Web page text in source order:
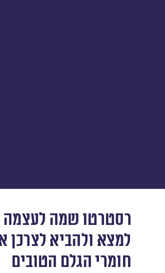
רסטרטו שמה
למצא ולהביא לצרכן
חומרי הגלם הטובים